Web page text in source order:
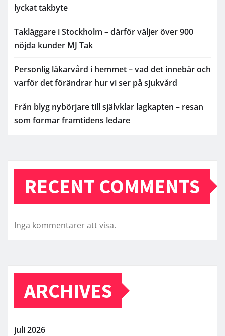
lyckat takbyte
Takläggare i Stockholm – därför väljer över 900
nöjda kunder MJ Tak
Personlig läkarvård i hemmet – vad det innebär och
varför det förändrar hur vi ser på sjukvård
Från blyg nybörjare till självklar lagkapten – resan
som formar framtidens ledare
RECENT COMMENTS
Inga kommentarer att visa.
ARCHIVES
juli 2026